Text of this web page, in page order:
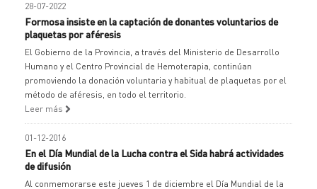
28-07-2022
Formosa insiste en la captación de donantes voluntarios de
plaquetas por aféresis
El Gobierno de la Provincia, a través del Ministerio de Desarrollo
Humano y el Centro Provincial de Hemoterapia, continúan
promoviendo la donación voluntaria y habitual de plaquetas por el
método de aféresis, en todo el territorio.
Leer más
01-12-2016
En el Día Mundial de la Lucha contra el Sida habrá actividades
de difusión
Al conmemorarse este jueves 1 de diciembre el Día Mundial de la